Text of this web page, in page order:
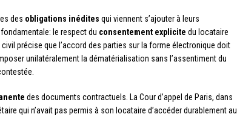
des obligations inédites qui viennent s’ajouter à leurs
le respect du consentement explicite du locataire
précise que l’accord des parties sur la forme électronique doit
unilatéralement la dématérialisation sans l’assentiment du
des documents contractuels. La Cour d’appel de Paris, dans
qui n’avait pas permis à son locataire d’accéder durablement au